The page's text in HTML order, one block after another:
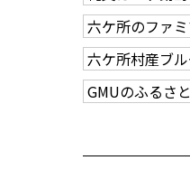
六ケ所のファ
六ケ所村産ブ
GMUのふるさ